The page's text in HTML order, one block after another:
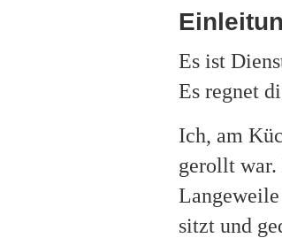
Es ist
Es regnet
Ich, am
gerollt war.
sitzt und